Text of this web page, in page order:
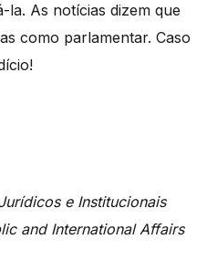
la. As notícias dizem que
como parlamentar. Caso
e Institucionais
and International Affairs